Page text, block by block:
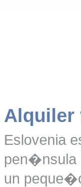
Alquiler
Eslovenia
pen�nsula
un